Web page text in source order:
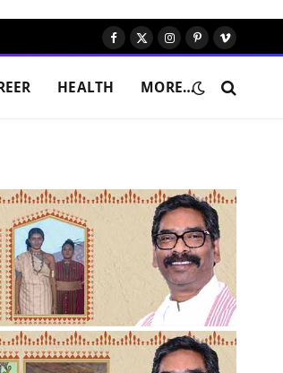
Facebook
X
Instagram
Pinterest
Vimeo
HEALTH MORE…